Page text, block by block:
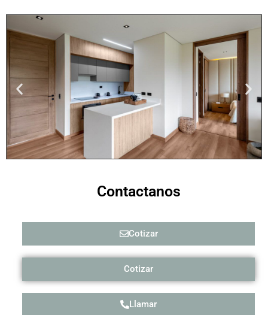
Contactanos
Cotizar
Cotizar
Llamar